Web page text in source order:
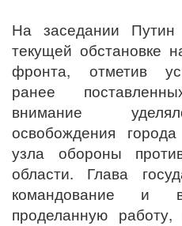
На заседании
текущей обстановке
фронта, отметив
ранее
внимание
освобождения
узла обороны
области. Глава
командование и
проделанную работу,